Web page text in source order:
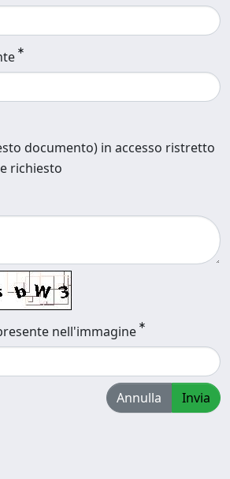
documento) in accesso ristretto
richiesto
nell'immagine
Annulla Invia